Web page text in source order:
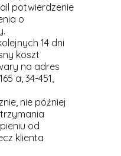
potwierdzenie
o
14 dni
koszt
na adres
a, 34-451,
nie później
od
klienta